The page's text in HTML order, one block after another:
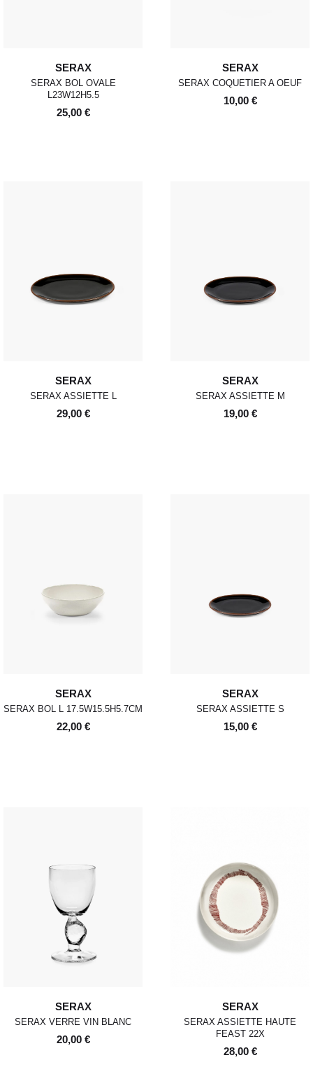
SERAX
SERAX BOL OVALE
L23W12H5.5
25,00 €
SERAX
SERAX COQUETIER A OEUF
10,00 €
SERAX
SERAX ASSIETTE L
29,00 €
SERAX
SERAX ASSIETTE M
19,00 €
SERAX
SERAX BOL L 17.5W15.5H5.7CM
22,00 €
SERAX
SERAX ASSIETTE S
15,00 €
SERAX
SERAX VERRE VIN BLANC
20,00 €
SERAX
SERAX ASSIETTE HAUTE
FEAST 22X
28,00 €